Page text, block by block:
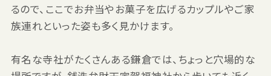
るので、ここでお弁当やお菓子を広げるカップルやご家
族連れといった姿も多く見かけます。
有名な寺社がたくさんある鎌倉では、ちょっと穴場的な